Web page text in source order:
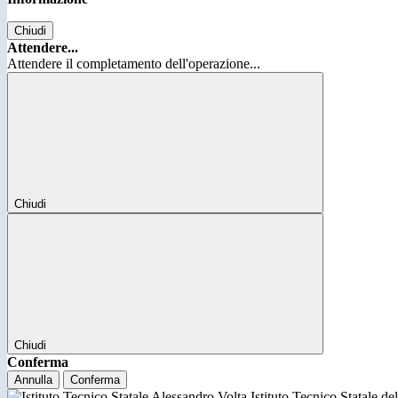
Chiudi
Attendere...
Attendere il completamento dell'operazione...
Chiudi
Chiudi
Conferma
Annulla Conferma